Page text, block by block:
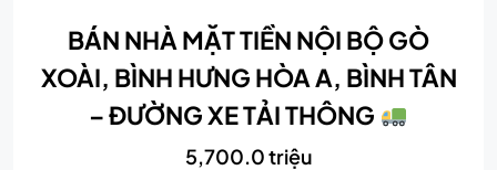
BÁN NHÀ MẶT TIỀN NỘI BỘ GÒ
XOÀI, BÌNH HƯNG HÒA A, BÌNH TÂN
– ĐƯỜNG XE TẢI THÔNG
5,700.0 triệu